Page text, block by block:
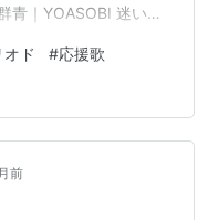
青｜YOASOBI 迷いや
ら👇 YOASOBI「群
いて胸が震えた方
世界に浸ってみてくだ
を手元でも楽しめま
ック 🎵 …
ド #応援歌
前